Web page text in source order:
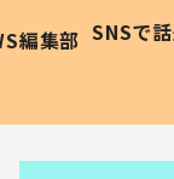
なNEWS編集部